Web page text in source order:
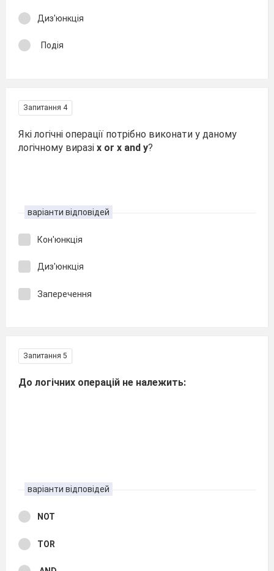
Диз'юнкція
Подія
Запитання 4
Які логічні операції потрібно виконати у даному
логічному виразі x or x and y?
варіанти відповідей
Кон'юнкція
Диз'юнкція
Заперечення
Запитання 5
До логічних операцій не належить:
варіанти відповідей
NOT
ТOR